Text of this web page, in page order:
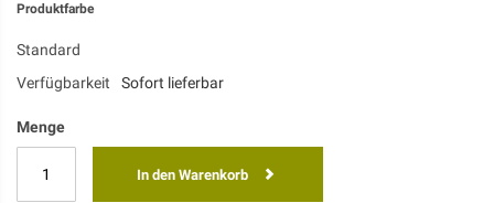
Produktfarbe
Standard
Verfügbarkeit
Sofort lieferbar
Menge
In den Warenkorb